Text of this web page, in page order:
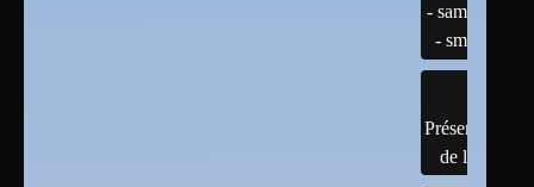
- samba
- smb
Présentation
de linux